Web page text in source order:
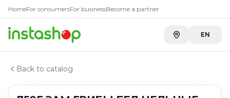
HomeFor consumersFor businessBecome a partner
EN
Back to catalog
Главная
Каталог
Грибы замороженные, зелень замороженная
750Г ЗАМ ГРИБЫ БЕЛ ЦЕЛЬНЫЕ HS